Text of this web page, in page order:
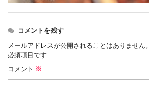
コメントを残す
メールアドレスが公開されることはありません。
必須項目です
コメント ※